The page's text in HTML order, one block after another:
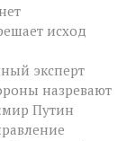
как
фронт:
меняют
логику
снабжения
исход
эксперт
назревают
Путин